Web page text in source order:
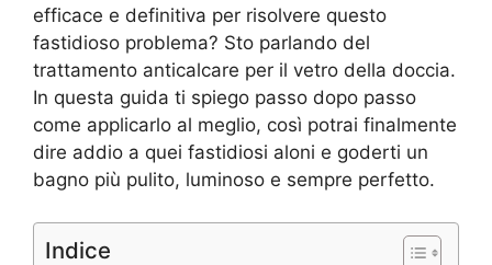
efficace e definitiva per risolvere questo
fastidioso problema? Sto parlando del
trattamento anticalcare per il vetro della doccia.
In questa guida ti spiego passo dopo passo
come applicarlo al meglio, così potrai finalmente
dire addio a quei fastidiosi aloni e goderti un
bagno più pulito, luminoso e sempre perfetto.
Indice